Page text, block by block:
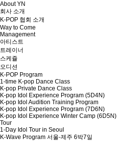
About YN
회사 소개
K-POP 협회 소개
Way to Come
Management
아티스트
트레이너
스케쥴
오디션
K-POP Program
1-time K-pop Dance Class
K-pop Private Dance Class
K-pop Idol Experience Program (5D4N)
K-pop Idol Audition Training Program
K-pop Idol Experience Program (7D6N)
K-pop Idol Experience Winter Camp (6D5N)
Tour
1-Day Idol Tour in Seoul
K-Wave Program 서울-제주 6박7일